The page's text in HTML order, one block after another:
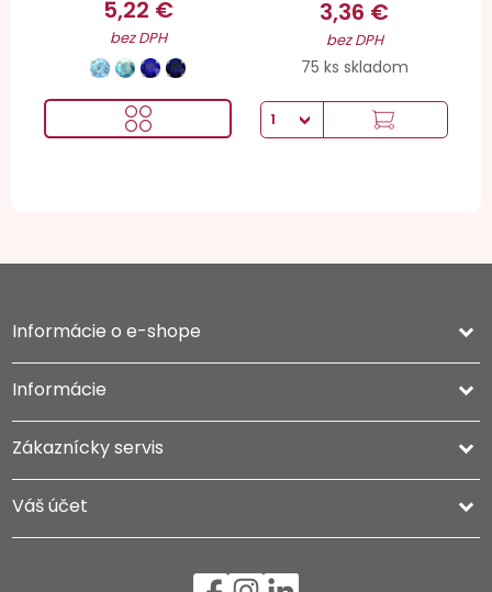
5,22 €
bez DPH
3,36 €
bez DPH
75 ks skladom
Informácie o e-shope keyboard_arrow_down
Informácie 
Zákaznícky servis 
Váš účet 